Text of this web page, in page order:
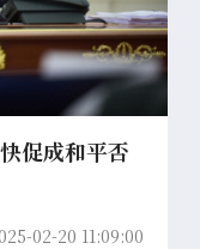
促成和平否
02-20 11:09:00